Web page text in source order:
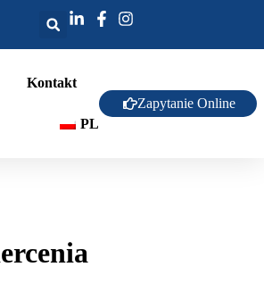
Kontakt
PL
Zapytanie Online